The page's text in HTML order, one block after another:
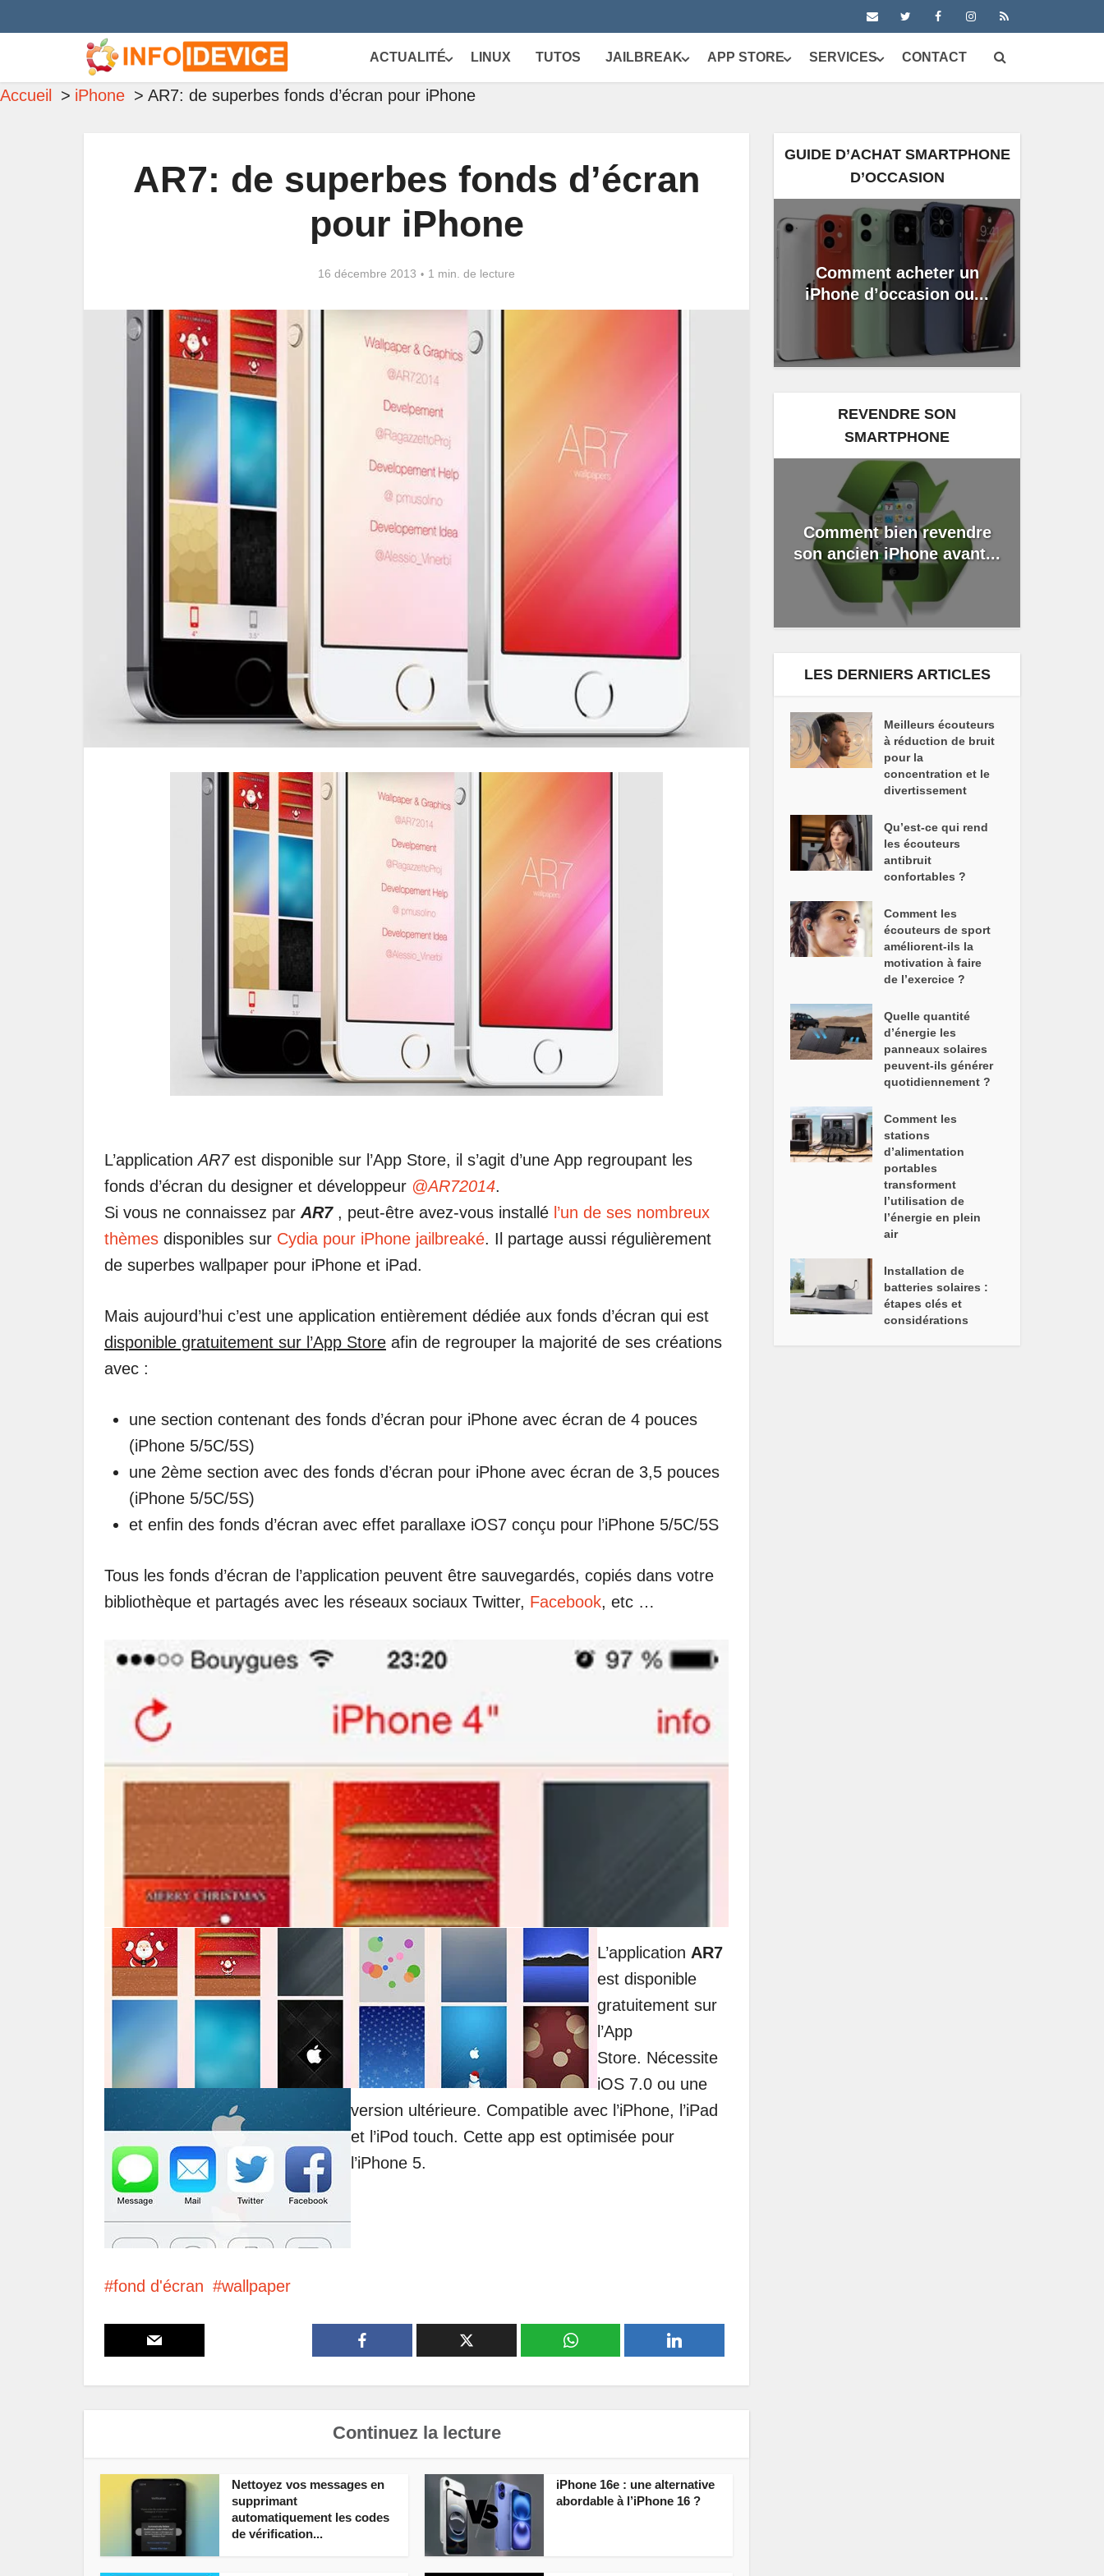
ACTUALITÉ LINUX TUTOS JAILBREAK APP STORE SERVICES CONTACT
Accueil iPhone AR7: de superbes fonds d’écran pour iPhone
AR7: de superbes fonds d’écran
pour iPhone
16 décembre 2013 1 min. de lecture
L’applicationAR7est disponible sur l’App Store, il s’agit d’une App regroupant les
fonds d’écran du designer et développeur @AR72014.
Si vous ne connaissez par AR7, peut-être avez-vous installé l’un de ses nombreux
thèmes disponibles sur Cydia pour iPhone jailbreaké. Il partage aussi régulièrement
de superbes wallpaper pour iPhone et iPad.
Mais aujourd’hui c’est une application entièrement dédiée aux fonds d’écran qui est
disponible gratuitement sur l’App Store afin de regrouper la majorité de ses créations
avec :
une section contenant des fonds d’écran pour iPhone avec écran de 4 pouces
(iPhone 5/5C/5S)
une 2ème section avec des fonds d’écran pour iPhone avec écran de 3,5 pouces
(iPhone 5/5C/5S)
et enfin des fonds d’écran avec effet parallaxe iOS7 conçu pour l’iPhone 5/5C/5S
Tous les fonds d’écran de l’application peuvent être sauvegardés, copiés dans votre
bibliothèque et partagés avec les réseaux sociaux Twitter, Facebook, etc …
L’application AR7
est disponible
gratuitement sur
l’App
Store. Nécessite
iOS 7.0 ou une
version ultérieure. Compatible avec l’iPhone, l’iPad
et l’iPod touch. Cette app est optimisée pour
l’iPhone 5.
fond d'écran wallpaper
Continuez la lecture
Nettoyez vos messages en
supprimant
automatiquement les codes
de vérification...
iPhone 16e : une alternative
abordable à l’iPhone 16 ?
GUIDE D’ACHAT SMARTPHONE
D’OCCASION
Comment acheter un
iPhone d’occasion ou...
REVENDRE SON
SMARTPHONE
Comment bien revendre
son ancien iPhone avant...
LES DERNIERS ARTICLES
Meilleurs écouteurs
à réduction de bruit
pour la
concentration et le
divertissement
Qu’est-ce qui rend
les écouteurs
antibruit
confortables ?
Comment les
écouteurs de sport
améliorent-ils la
motivation à faire
de l’exercice ?
Quelle quantité
d’énergie les
panneaux solaires
peuvent-ils générer
quotidiennement ?
Comment les
stations
d’alimentation
portables
transforment
l’utilisation de
l’énergie en plein
air
Installation de
batteries solaires :
étapes clés et
considérations